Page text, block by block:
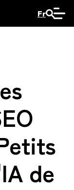
Fr
de